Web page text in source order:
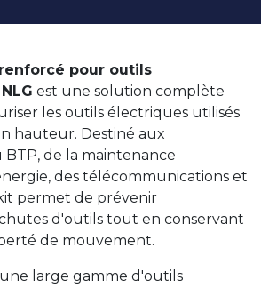
pour outils
est une solution complète
les outils électriques utilisés
hauteur. Destiné aux
BTP, de la maintenance
des télécommunications et
permet de prévenir
d'outils tout en conservant
de mouvement.
large gamme d'outils